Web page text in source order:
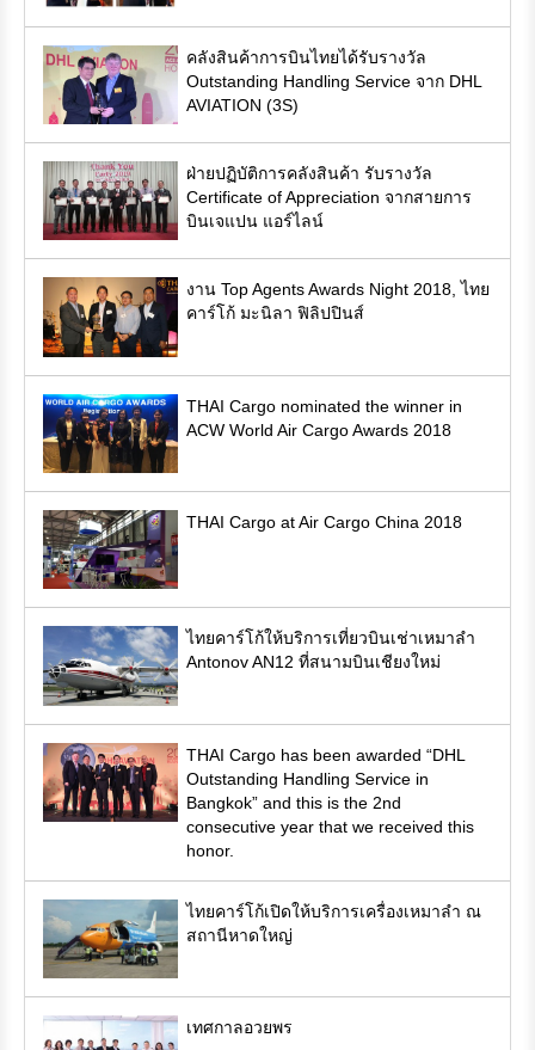
คลังสินค้าการบินไทยได้รับรางวัล
Outstanding Handling Service จาก DHL
AVIATION (3S)
ฝ่ายปฏิบัติการคลังสินค้า รับรางวัล
Certificate of Appreciation จากสายการ
บินเจแปน แอร์ไลน์
งาน Top Agents Awards Night 2018, ไทย
คาร์โก้ มะนิลา ฟิลิปปินส์
THAI Cargo nominated the winner in
ACW World Air Cargo Awards 2018
THAI Cargo at Air Cargo China 2018
ไทยคาร์โก้ให้บริการเที่ยวบินเช่าเหมาลำ
Antonov AN12 ที่สนามบินเชียงใหม่
THAI Cargo has been awarded “DHL
Outstanding Handling Service in
Bangkok” and this is the 2nd
consecutive year that we received this
honor.
ไทยคาร์โก้เปิดให้บริการเครื่องเหมาลำ ณ
สถานีหาดใหญ่
เทศกาลอวยพร